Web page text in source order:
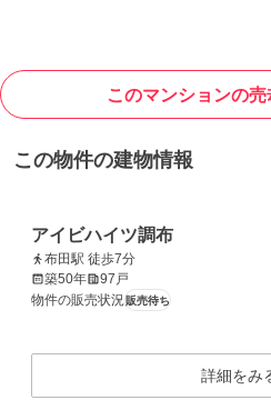
このマンションの
この物件の建物情報
アイビハイツ調布
布田駅 徒歩7分
築50年
97戸
物件の販売状況販売待ち
詳細をみ